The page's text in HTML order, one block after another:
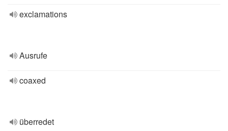
exclamations
Ausrufe
coaxed
überredet